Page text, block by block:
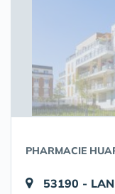
PHARMACIE
53190 -